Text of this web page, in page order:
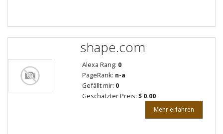
shape.com
Alexa Rang: 0
PageRank: n-a
Gefällt mir: 0
Geschätzter Preis: $ 0.00
Mehr erfahren